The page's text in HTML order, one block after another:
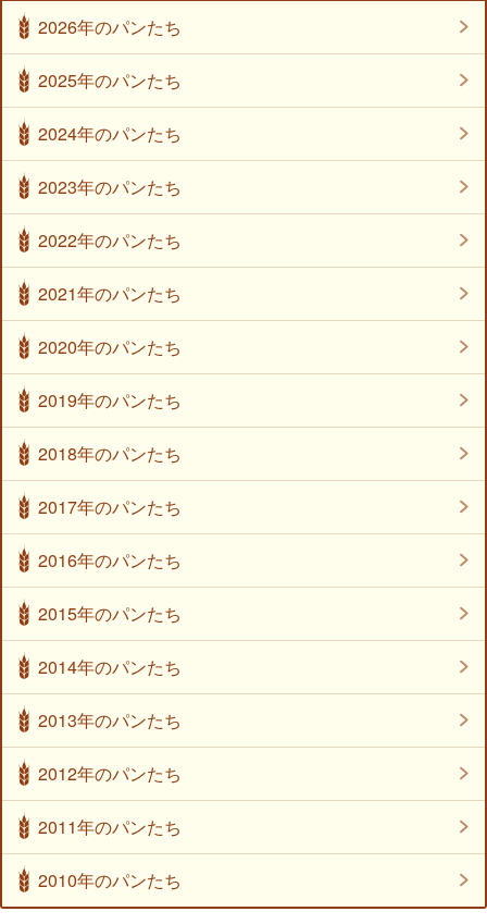
2026年のパンたち
2025年のパンたち
2024年のパンたち
2023年のパンたち
2022年のパンたち
2021年のパンたち
2020年のパンたち
2019年のパンたち
2018年のパンたち
2017年のパンたち
2016年のパンたち
2015年のパンたち
2014年のパンたち
2013年のパンたち
2012年のパンたち
2011年のパンたち
2010年のパンたち